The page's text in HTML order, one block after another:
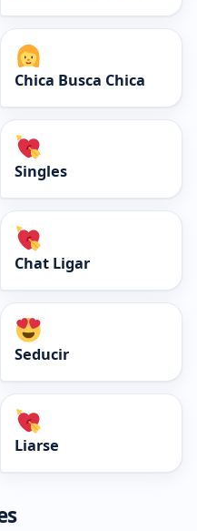
Chica Busca Chica
Singles
Chat Ligar
Seducir
Liarse